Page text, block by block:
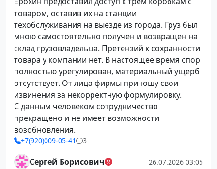
товаром, оставив их на станции
техобслуживания на выезде из города. Груз был
мною самостоятельно получен и возвращен на
склад грузовладельца. Претензий к сохранности
товара у компании нет. В настоящее время спор
полностью урегулирован, материальный ущерб
отсутствует. От лица фирмы приношу свои
извинения за некорректную формулировку.
С данным человеком сотрудничество
прекращено и не имеет возможности
возобновления.
+7(920)009-05-41 3
Сергей Борисович 26.07.2026 03:05